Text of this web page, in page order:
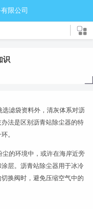
限公司
识
滤袋资料外，清灰体系对沥
法是区别沥青站除尘器的特
。
的环境中，或许在海岸近旁
层。沥青站除尘器用于冰冷
换阀时，避免压缩空气中的